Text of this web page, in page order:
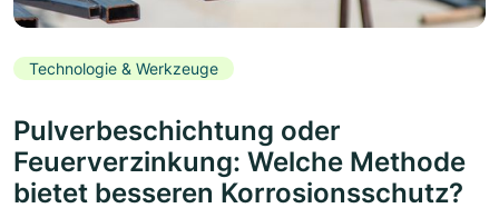
Technologie & Werkzeuge
Pulverbeschichtung oder
Feuerverzinkung: Welche Methode
bietet besseren Korrosionsschutz?